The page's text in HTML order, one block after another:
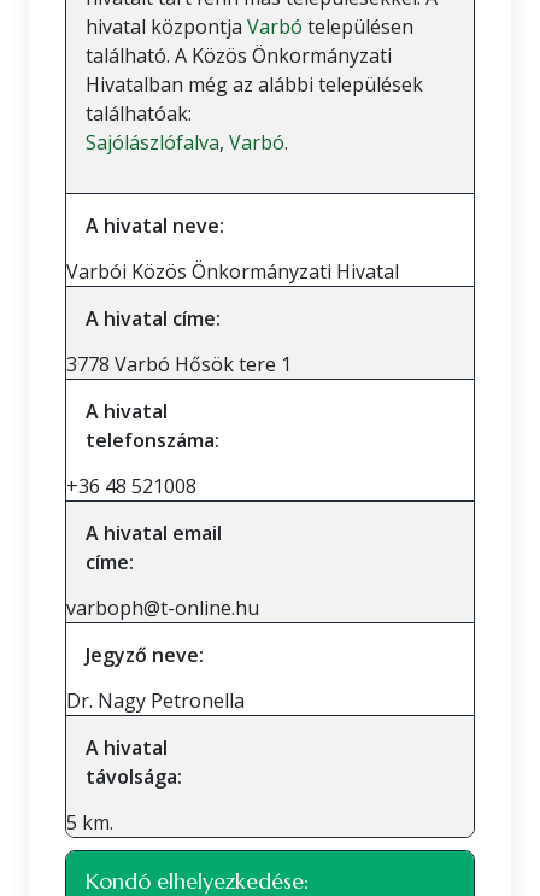
hivatal központja Varbó településen
található. A Közös Önkormányzati
Hivatalban még az alábbi települések
találhatóak:
Sajólászlófalva, Varbó.
A hivatal neve:
Varbói Közös Önkormányzati Hivatal
A hivatal címe:
3778 Varbó Hősök tere 1
A hivatal
telefonszáma:
+36 48 521008
A hivatal email
címe:
varboph@t-online.hu
Jegyző neve:
Dr. Nagy Petronella
A hivatal
távolsága:
5 km.
Kondó elhelyezkedése: